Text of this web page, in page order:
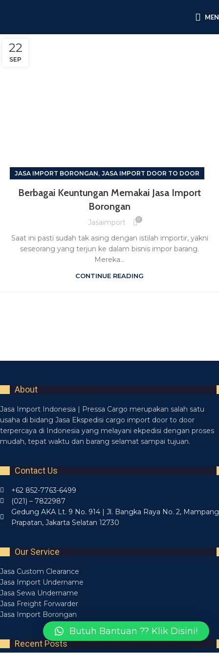
22
SEP
JASA IMPORT BORONGAN, JASA IMPORT DOOR TO DOOR
Berbagai Keuntungan Memakai Jasa Import
Borongan
Jasaimport 0
Saat ini pasti sudah tak asing dengan istilah importir, yakni
seseorang yang terjun ke dalam bisnis impor barang.
Mereka...
CONTINUE READING
About
Jasa Import Indonesia | Pressa Cargo merupakan salah satu
usaha di bidang Jasa Ekspedisi cargo import door to door
terpercaya di Indonesia yang melayani ekpedisi dengan proses
mudah, tepat waktu dan barang selamat sampai tujuan.
Contact Us
+62 852-7763-6499
(021) – 7822987
Gedung AKA Lt. 9 No. 914 | Jl. Bangka Raya No. 2, Mampang
Prapatan, Jakarta Selatan 12730
Our Service
Jasa Custom Clearance
Jasa Import Undername
Jasa Sewa Undername
Jasa Freight Forwarder
Jasa Import Borongan
Recent Posts
Butuh Bantuan ?? Klik Disini!